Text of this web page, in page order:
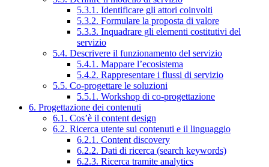
5.3.1. Identificare gli attori coinvolti
5.3.2. Formulare la proposta di valore
5.3.3. Inquadrare gli elementi costitutivi del
servizio
5.4. Descrivere il funzionamento del servizio
5.4.1. Mappare l’ecosistema
5.4.2. Rappresentare i flussi di servizio
5.5. Co-progettare le soluzioni
5.5.1. Workshop di co-progettazione
6. Progettazione dei contenuti
6.1. Cos’è il content design
6.2. Ricerca utente sui contenuti e il linguaggio
6.2.1. Content discovery
6.2.2. Dati di ricerca (search keywords)
6.2.3. Ricerca tramite analytics